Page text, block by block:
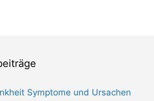
Symptome und Ursachen